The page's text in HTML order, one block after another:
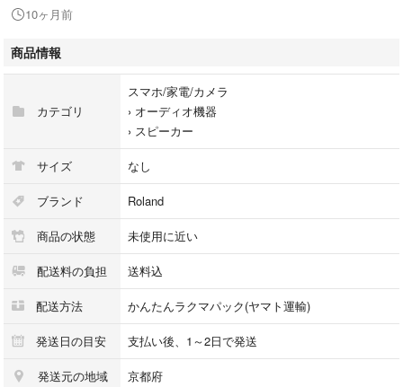
メンテナンス済み、
ペアシリアル近番、
壁掛け、天吊り、スタンド対応
【付属品】(写真及び記載に無いものは付属致しません)
★
システム本体*2（各グリル）、
純正天吊りブラケット*2
★
・Roland
・モニタースピーカー
・MS-50
・標準フォン、先バラプッシュ式
・2way
10ヶ月前
商品情報
カテゴリ
スマホ/家電/カメラ
› オーディオ機器
› スピーカー
サイズ なし
ブランド Roland
商品の状態 未使用に近い
配送料の負担 送料込
配送方法 かんたんラクマパック(ヤマト運輸)
発送日の目安 支払い後、1～2日で発送
発送元の地域 京都府